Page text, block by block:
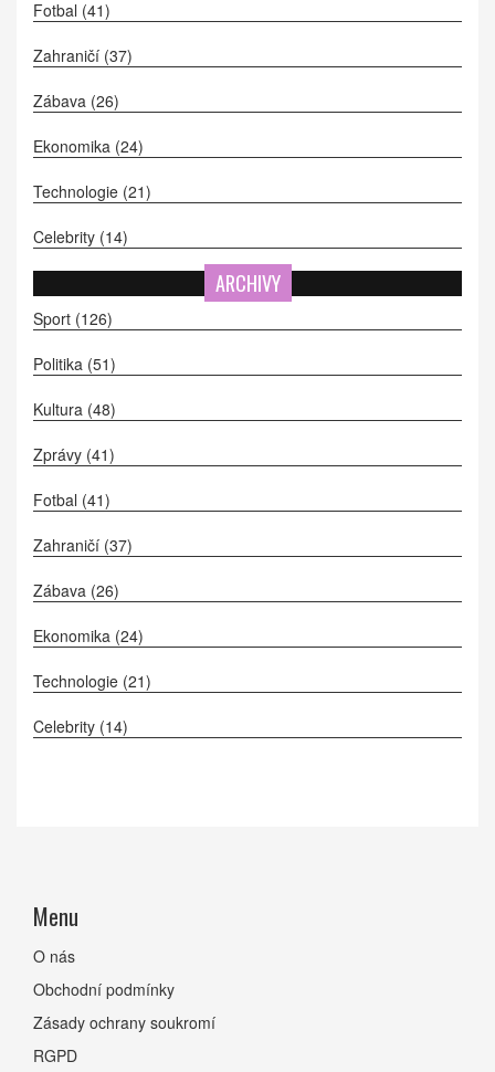
Fotbal (41)
Zahraničí (37)
Zábava (26)
Ekonomika (24)
Technologie (21)
Celebrity (14)
ARCHIVY
Sport (126)
Politika (51)
Kultura (48)
Zprávy (41)
Fotbal (41)
Zahraničí (37)
Zábava (26)
Ekonomika (24)
Technologie (21)
Celebrity (14)
Menu
O nás
Obchodní podmínky
Zásady ochrany soukromí
RGPD